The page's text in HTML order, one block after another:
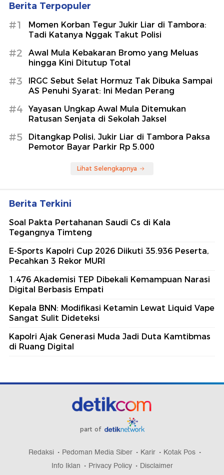
Berita Terpopuler
#1
Momen Korban Tegur Jukir Liar di Tambora:
Tadi Katanya Nggak Takut Polisi
#2
Awal Mula Kebakaran Bromo yang Meluas
hingga Kini Ditutup Total
#3
IRGC Sebut Selat Hormuz Tak Dibuka Sampai
AS Penuhi Syarat: Ini Medan Perang
#4
Yayasan Ungkap Awal Mula Ditemukan
Ratusan Senjata di Sekolah Jaksel
#5
Ditangkap Polisi, Jukir Liar di Tambora Paksa
Pemotor Bayar Parkir Rp 5.000
Lihat Selengkapnya
Berita Terkini
Soal Pakta Pertahanan Saudi Cs di Kala
Tegangnya Timteng
E-Sports Kapolri Cup 2026 Diikuti 35.936 Peserta,
Pecahkan 3 Rekor MURI
1.476 Akademisi TEP Dibekali Kemampuan Narasi
Digital Berbasis Empati
Kepala BNN: Modifikasi Ketamin Lewat Liquid Vape
Sangat Sulit Dideteksi
Kapolri Ajak Generasi Muda Jadi Duta Kamtibmas
di Ruang Digital
part of
Redaksi Pedoman Media Siber Karir
Kotak Pos
Info Iklan
Privacy Policy Disclaimer